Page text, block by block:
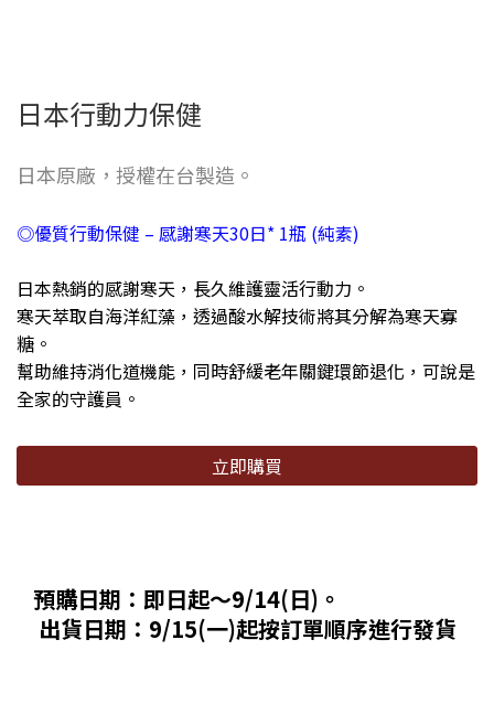
日本行動力保健
日本原廠，授權在台製造。
◎優質行動保健 – 感謝寒天30日* 1瓶 (純素)
日本熱銷的感謝寒天，長久維護靈活行動力。
寒天萃取自海洋紅藻，透過酸水解技術將其分解為寒天寡
糖。
幫助維持消化道機能，同時舒緩老年關鍵環節退化，可說是
全家的守護員。
立即購買
預購日期：即日起～9/14(日)。
出貨日期：9/15(一)起按訂單順序進行發貨